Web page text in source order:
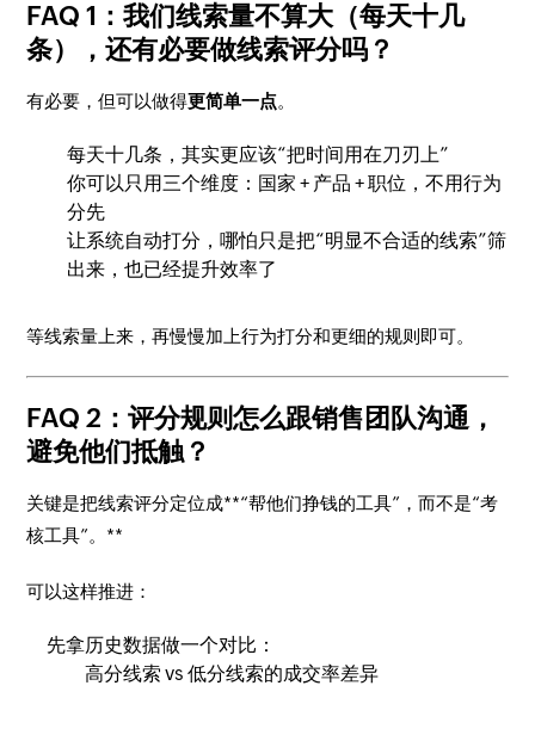
FAQ 1：我们线索量不算大（每天十几
条），还有必要做线索评分吗？
有必要，但可以做得更简单一点。
每天十几条，其实更应该“把时间用在刀刃上”
你可以只用三个维度：国家 + 产品 + 职位，不用行为
分先
让系统自动打分，哪怕只是把“明显不合适的线索”筛
出来，也已经提升效率了
等线索量上来，再慢慢加上行为打分和更细的规则即可。
FAQ 2：评分规则怎么跟销售团队沟通，
避免他们抵触？
关键是把线索评分定位成**“帮他们挣钱的工具”，而不是“考
核工具”。**
可以这样推进：
先拿历史数据做一个对比：
高分线索 vs 低分线索的成交率差异